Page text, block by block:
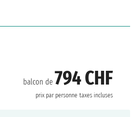
balcon de 794 CHF
prix par personne taxes incluses